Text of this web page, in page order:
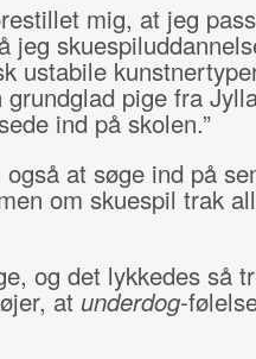
mig, at jeg
jeg
ustabile
pige fra
ind på skolen.”
at søge ind på
om skuespil trak
og det lykkedes så
at underdog-